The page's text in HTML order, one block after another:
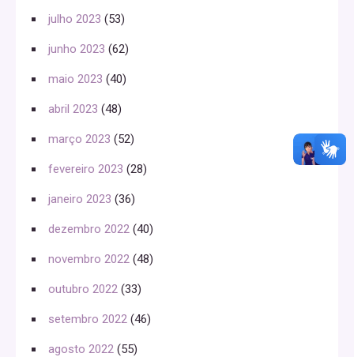
julho 2023 (53)
junho 2023 (62)
maio 2023 (40)
abril 2023 (48)
março 2023 (52)
fevereiro 2023 (28)
janeiro 2023 (36)
dezembro 2022 (40)
novembro 2022 (48)
outubro 2022 (33)
setembro 2022 (46)
agosto 2022 (55)